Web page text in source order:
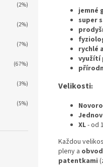
(2%)
(2%)
(7%)
(67%)
(3%)
(5%)
jemné
super
rychlé
využítí
Velikosti:
XL- od
Každou
pleny a
patentkami